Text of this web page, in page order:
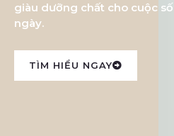
giàu dưỡng chất cho cuộc
ngày.
TÌM HIỂU NGAY